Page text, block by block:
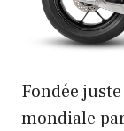
Fondée
mondiale